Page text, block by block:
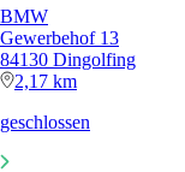
BMW
Gewerbehof 13
84130 Dingolfing
2,17 km
geschlossen